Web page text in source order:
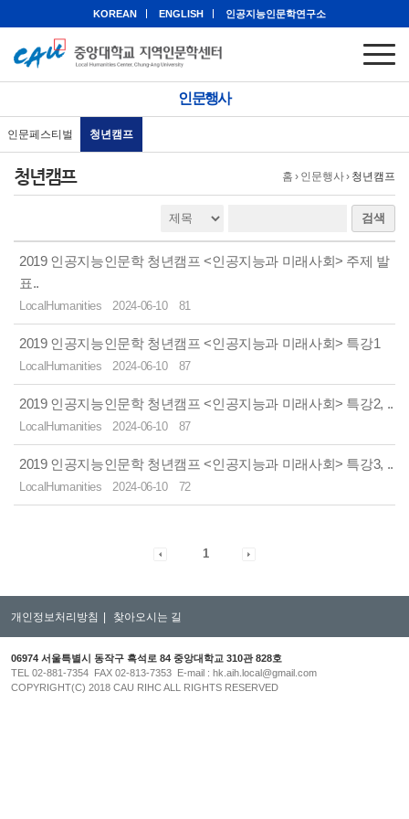
KOREAN ENGLISH 인공지능인문학연구소
인문행사
인문페스티벌 청년캠프
홈 › 인문행사› 청년캠프
청년캠프
검색
2019 인공지능인문학 청년캠프 <인공지능과 미래사회> 주제 발
표..
LocalHumanities 2024-06-10 81
2019 인공지능인문학 청년캠프 <인공지능과 미래사회> 특강1
LocalHumanities 2024-06-10 87
2019 인공지능인문학 청년캠프 <인공지능과 미래사회> 특강2, ..
LocalHumanities 2024-06-10 87
2019 인공지능인문학 청년캠프 <인공지능과 미래사회> 특강3, ..
LocalHumanities 2024-06-10 72
1
개인정보처리방침 찾아오시는 길
06974 서울특별시 동작구 흑석로 84 중앙대학교 310관 828호
TEL 02-881-7354 FAX 02-813-7353 E-mail : hk.aih.local@gmail.com
COPYRIGHT(C) 2018 CAU RIHC ALL RIGHTS RESERVED